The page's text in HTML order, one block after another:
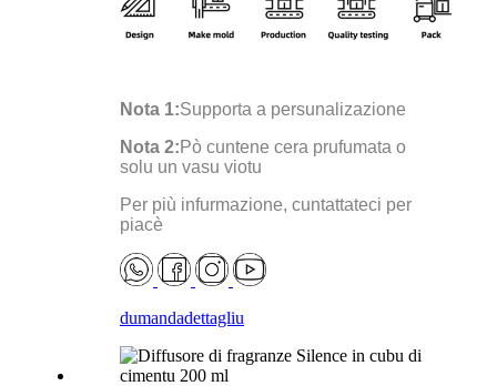
Nota 1:Supporta a persunalizazione
Nota 2: Pò cuntene cera prufumata o
solu un vasu viotu
Per più infurmazione, cuntattateci per
piacè
dumandadettagliu